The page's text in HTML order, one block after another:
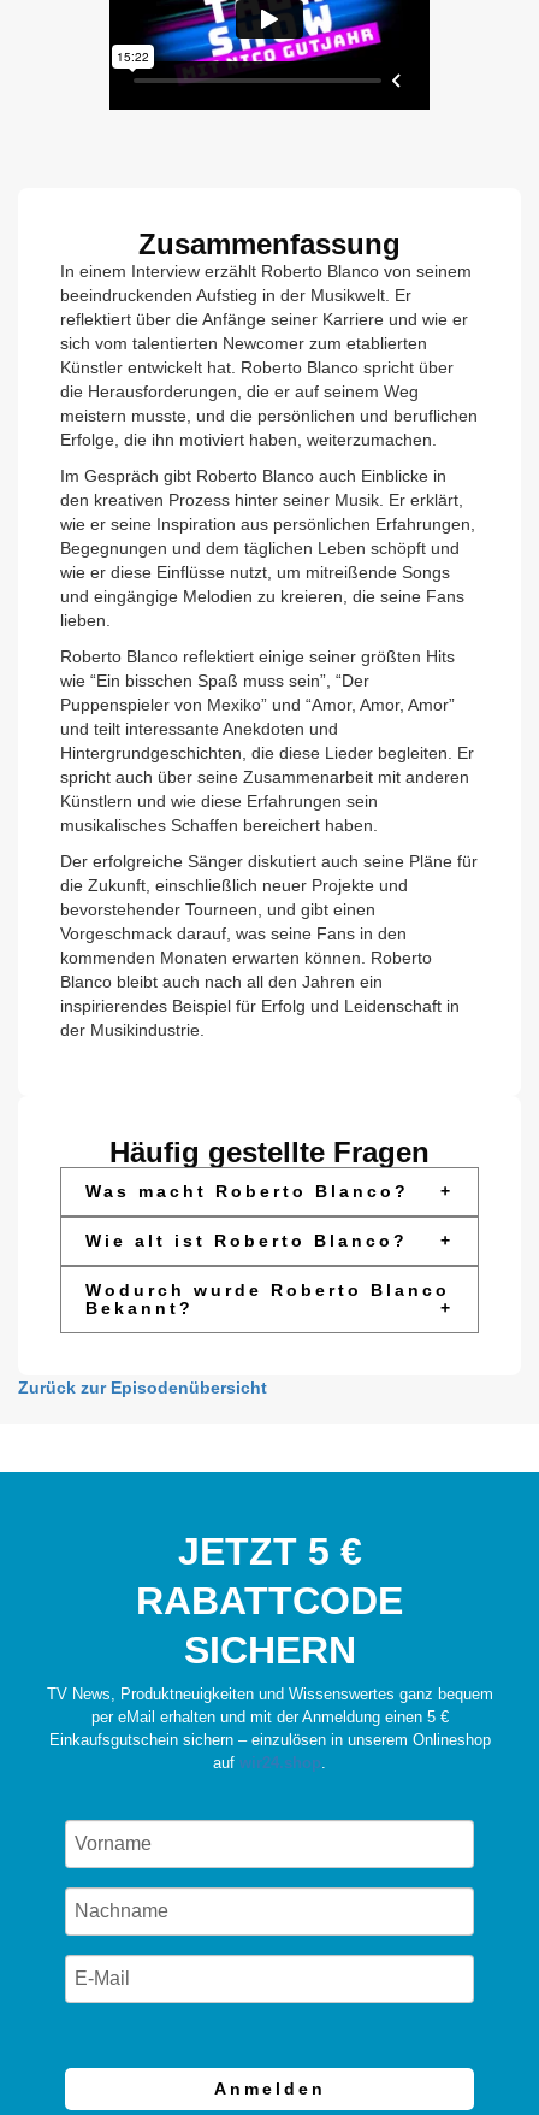
Zusammenfassung
In einem Interview erzählt Roberto Blanco von seinem
beeindruckenden Aufstieg in der Musikwelt. Er
reflektiert über die Anfänge seiner Karriere und wie er
sich vom talentierten Newcomer zum etablierten
Künstler entwickelt hat. Roberto Blanco spricht über
die Herausforderungen, die er auf seinem Weg
meistern musste, und die persönlichen und beruflichen
Erfolge, die ihn motiviert haben, weiterzumachen.
Im Gespräch gibt Roberto Blanco auch Einblicke in
den kreativen Prozess hinter seiner Musik. Er erklärt,
wie er seine Inspiration aus persönlichen Erfahrungen,
Begegnungen und dem täglichen Leben schöpft und
wie er diese Einflüsse nutzt, um mitreißende Songs
und eingängige Melodien zu kreieren, die seine Fans
lieben.
Roberto Blanco reflektiert einige seiner größten Hits
wie “Ein bisschen Spaß muss sein”, “Der
Puppenspieler von Mexiko” und “Amor, Amor, Amor”
und teilt interessante Anekdoten und
Hintergrundgeschichten, die diese Lieder begleiten. Er
spricht auch über seine Zusammenarbeit mit anderen
Künstlern und wie diese Erfahrungen sein
musikalisches Schaffen bereichert haben.
Der erfolgreiche Sänger diskutiert auch seine Pläne für
die Zukunft, einschließlich neuer Projekte und
bevorstehender Tourneen, und gibt einen
Vorgeschmack darauf, was seine Fans in den
kommenden Monaten erwarten können. Roberto
Blanco bleibt auch nach all den Jahren ein
inspirierendes Beispiel für Erfolg und Leidenschaft in
der Musikindustrie.
Häufig gestellte Fragen
Was macht Roberto Blanco? +
Wie alt ist Roberto Blanco? +
Wodurch wurde Roberto Blanco
Bekannt?
+
Zurück zur Episodenübersicht
JETZT 5 €
RABATTCODE
SICHERN
TV News, Produktneuigkeiten und Wissenswertes ganz bequem
per eMail erhalten und mit der Anmeldung einen 5 €
Einkaufsgutschein sichern – einzulösen in unserem Onlineshop
auf wir24.shop.
Anmelden